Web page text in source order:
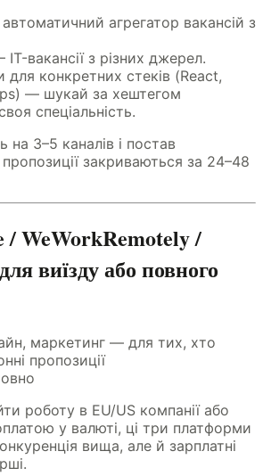
агрегатор вакансій з
IT-вакансії з різних джерел.
для конкретних стеків (React,
— шукай за хештегом
спеціальність.
на 3–5 каналів і постав
закриваються за 24–48
/ WeWorkRemotely /
виїзду або повного
маркетинг — для тих, хто
пропозиції
роботу в EU/US компанії або
у валюті, ці три платформи
вища, але й зарплатні